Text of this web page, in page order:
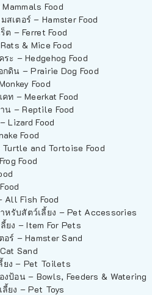
Food
สเตอร์ – Hamster Food
ต – Ferret Food
& Mice Food
ะ – Hedgehog Food
กดิน – Prairie Dog Food
Food
ท – Meerkat Food
น – Reptile Food
Lizard Food
Food
Turtle and Tortoise Food
Food
All Fish Food
รับสัตว์เลี้ยง – Pet Accessories
ยง – Item For Pets
ร์ – Hamster Sand
Sand
ยง – Pet Toilets
งป้อน – Bowls, Feeders & Watering
ยง – Pet Toys